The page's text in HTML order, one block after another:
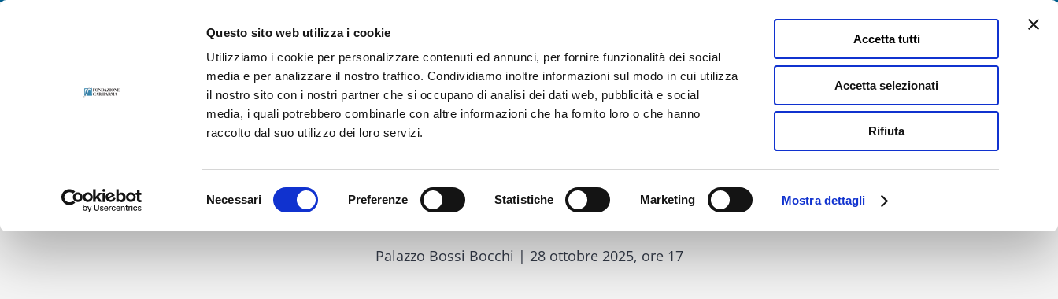
Questo sito web utilizza i cookie
Utilizziamo i cookie per personalizzare contenuti ed annunci, per fornire funzionalità dei social
media e per analizzare il nostro traffico. Condividiamo inoltre informazioni sul modo in cui utilizza
il nostro sito con i nostri partner che si occupano di analisi dei dati web, pubblicità e social
media, i quali potrebbero combinarle con altre informazioni che ha fornito loro o che hanno
raccolto dal suo utilizzo dei loro servizi.
Necessari Preferenze Statistiche Marketing Mostra dettagli
Accetta tutti
Accetta selezionati
Rifiuta
FacebookYouTubeLinkedInInstagramInstagramInstagram
La Fondazione Bilancio e trasparenza Cosa facciamo Comunicazione
Debiti in scena
Palazzo Bossi Bocchi | 28 ottobre 2025, ore 17
I Martedì d'Autore